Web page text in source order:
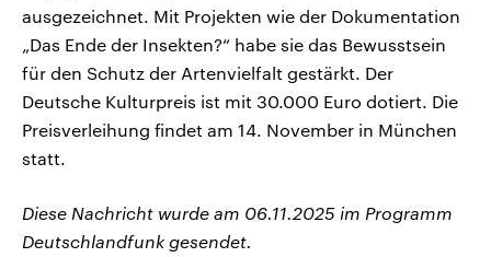
ausgezeichnet. Mit Projekten wie der Dokumentation
„Das Ende der Insekten?“ habe sie das Bewusstsein
für den Schutz der Artenvielfalt gestärkt. Der
Deutsche Kulturpreis ist mit 30.000 Euro dotiert. Die
Preisverleihung findet am 14. November in München
statt.
Diese Nachricht wurde am 06.11.2025 im Programm
Deutschlandfunk gesendet.